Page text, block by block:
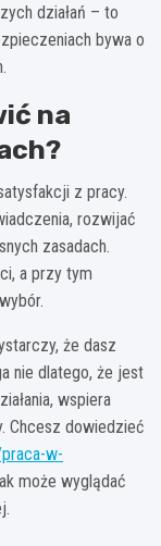
działań – to
bywa o
na
z pracy.
rozwijać
zasadach.
a przy tym
że dasz
nie dlatego, że jest
wspiera
Chcesz dowiedzieć
w-
może wyglądać